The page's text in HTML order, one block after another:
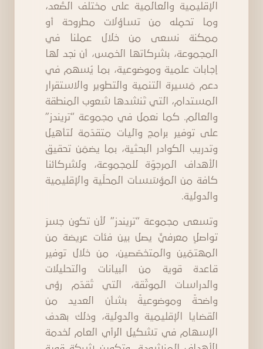
الإقليمية والعالمية على مختلف الصُّعد،
وما تحمِله من تساؤلات مطروحة أو
ممكنة نسعى من خلال عملنا في
المجموعة، بشركاتها الخمس، أن نجد لها
إجابات علمية وموضوعية، بما يُسهم في
دعم مَسيرة التنمية والتطوير والاستقرار
المستدام، التي تَنشدها شعوب المنطقة
والعالم. كما نعمل في مجموعة “تريندز”
على توفير برامج وآليات متقدّمة لتأهيل
وتدريب الكوادر البحثية، بما يضمَن تحقيق
الأهداف المرجوّة للمجموعة، ولشركائنا
كافة من المؤسّسات المحلّية والإقليمية
والدولية.
وتسعى مجموعة “تريندز” لأن تكون جسرَ
تواصلٍ معرفيٍّ يصل بين فئات عريضة من
المهتمّين والمتخصّصين، من خلال توفير
قاعدة قوية من البيانات والتحليلات
والدراسات الموثّقة، التي تُقدّم رؤى
واضحةً وموضوعيةً بشأن العديد من
القضايا الإقليمية والدولية، وذلك بهدف
الإسهام في تشكيل الرأي العام لخدمة